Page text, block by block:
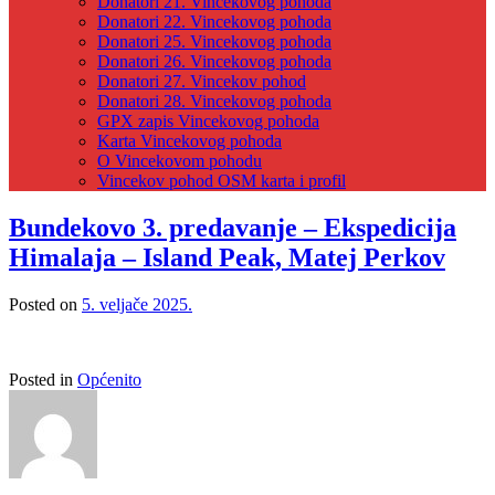
Donatori 22. Vincekovog pohoda
Donatori 25. Vincekovog pohoda
Donatori 26. Vincekovog pohoda
Donatori 27. Vincekov pohod
Donatori 28. Vincekovog pohoda
GPX zapis Vincekovog pohoda
Karta Vincekovog pohoda
O Vincekovom pohodu
Vincekov pohod OSM karta i profil
Bundekovo 3. predavanje – Ekspedicija
Himalaja – Island Peak, Matej Perkov
Posted on 5. veljače 2025.
Posted in Općenito